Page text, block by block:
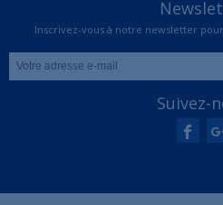
Inscrivez-vous à notre newsletter
Suivez-